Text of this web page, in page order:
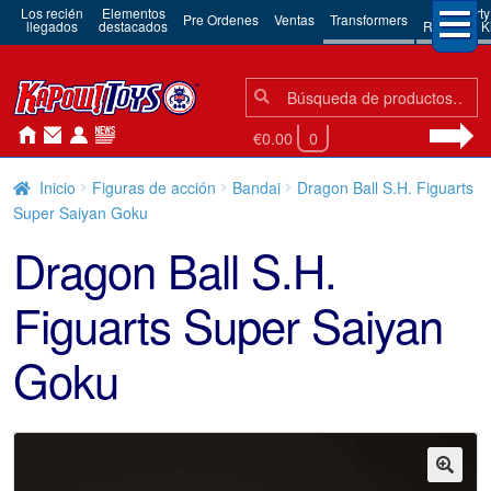
Los recién
llegados
Elementos
destacados Pre Ordenes Ventas Transformers 3rd Party
Robots &
Búsqueda:
Búsqueda
€0.00 0
Inicio Figuras de acción Bandai
Dragon Ball S.H. Figuarts
Super Saiyan Goku
Dragon Ball S.H.
Figuarts Super Saiyan
Goku